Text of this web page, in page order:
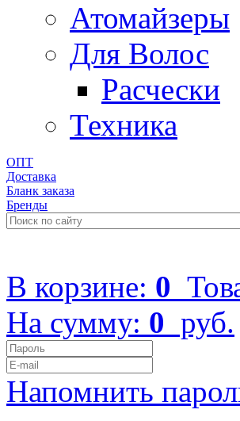
Атомайзеры
Для Волос
Расчески
Техника
ОПТ
Доставка
Бланк заказа
Бренды
В корзине: 0
На сумму: 0 руб.
Напомнить